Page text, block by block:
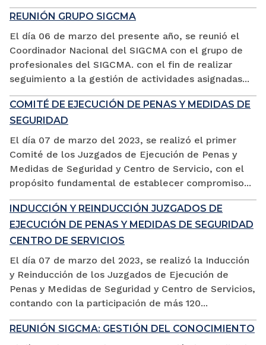
REUNIÓN GRUPO SIGCMA
El día 06 de marzo del presente año, se reunió el
Coordinador Nacional del SIGCMA con el grupo de
profesionales del SIGCMA. con el fin de realizar
seguimiento a la gestión de actividades asignadas...
COMITÉ DE EJECUCIÓN DE PENAS Y MEDIDAS DE
SEGURIDAD
El día 07 de marzo del 2023, se realizó el primer
Comité de los Juzgados de Ejecución de Penas y
Medidas de Seguridad y Centro de Servicio, con el
propósito fundamental de establecer compromiso...
INDUCCIÓN Y REINDUCCIÓN JUZGADOS DE
EJECUCIÓN DE PENAS Y MEDIDAS DE SEGURIDAD
CENTRO DE SERVICIOS
El día 07 de marzo del 2023, se realizó la Inducción
y Reinducción de los Juzgados de Ejecución de
Penas y Medidas de Seguridad y Centro de Servicios,
contando con la participación de más 120...
REUNIÓN SIGCMA: GESTIÓN DEL CONOCIMIENTO